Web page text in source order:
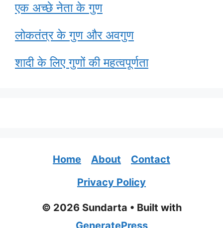
एक अच्छे नेता के गुण
लोकतंत्र के गुण और अवगुण
शादी के लिए गुणों की महत्वपूर्णता
Home About
Contact
Privacy Policy
© 2026 Sundarta • Built with